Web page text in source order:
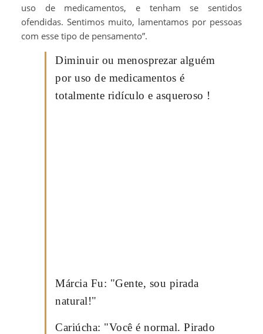
uso de medicamentos, e tenham se sentidos
ofendidas. Sentimos muito, lamentamos por pessoas
com esse tipo de pensamento”.
Diminuir ou menosprezar alguém
por uso de medicamentos é
totalmente ridículo e asqueroso !
Márcia Fu: "Gente, sou pirada
natural!"
Cariúcha: "Você é normal. Pirado